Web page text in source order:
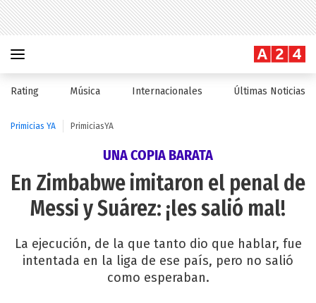
Rating Música Internacionales Últimas Noticias
Primicias YA PrimiciasYA
UNA COPIA BARATA
En Zimbabwe imitaron el penal de
Messi y Suárez: ¡les salió mal!
La ejecución, de la que tanto dio que hablar, fue
intentada en la liga de ese país, pero no salió
como esperaban.